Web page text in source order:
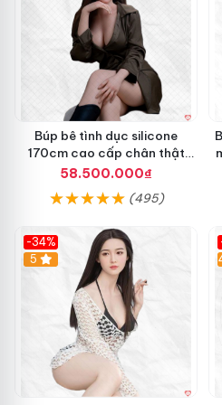
Búp bê tình dục silicone
170cm cao cấp chân thật
mềm mại hấp dẫn
58.500.000₫
(495)
-34%
5